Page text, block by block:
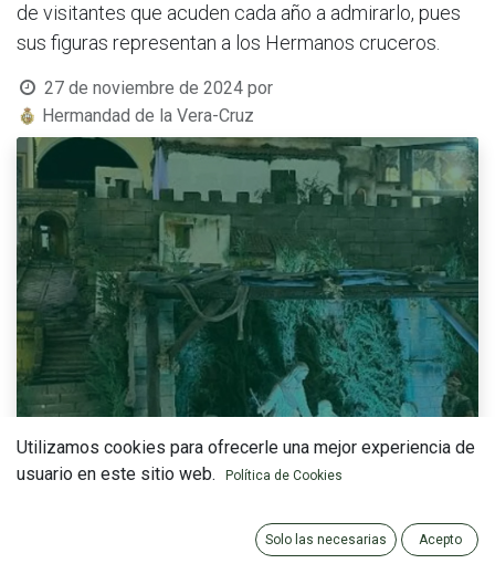
de visitantes que acuden cada año a admirarlo, pues
sus figuras representan a los Hermanos cruceros.
27 de noviembre de 2024 por
Hermandad de la Vera-Cruz
Utilizamos cookies para ofrecerle una mejor experiencia de
usuario en este sitio web.
Política de Cookies
Solo las necesarias Acepto